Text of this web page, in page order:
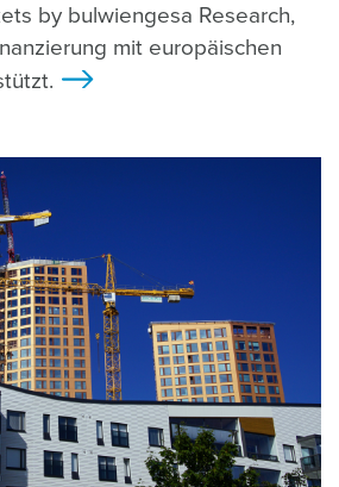
by bulwiengesa Research,
mit europäischen